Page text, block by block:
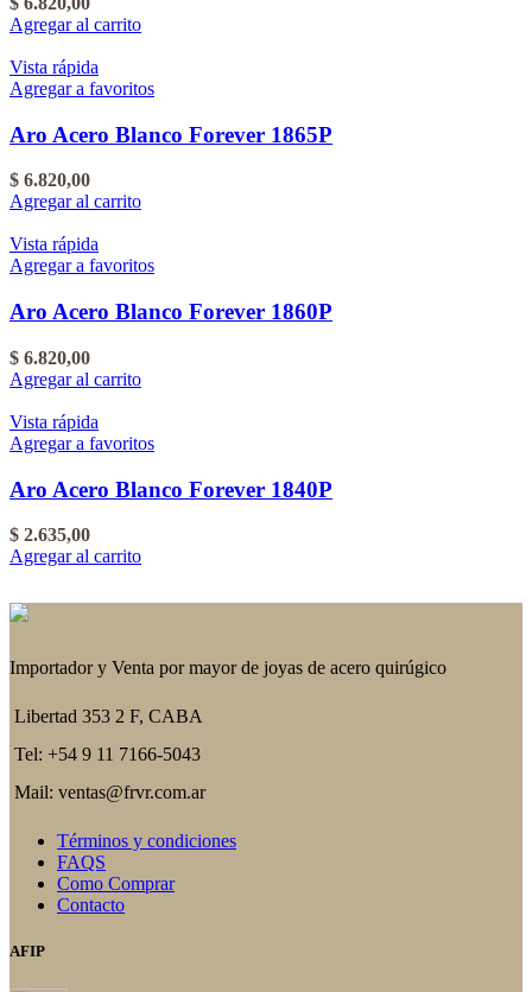
Agregar al carrito
Vista rápida
Agregar a favoritos
Aro Acero Blanco Forever 1865P
$ 6.820,00
Agregar al carrito
Vista rápida
Agregar a favoritos
Aro Acero Blanco Forever 1860P
$ 6.820,00
Agregar al carrito
Vista rápida
Agregar a favoritos
Aro Acero Blanco Forever 1840P
$ 2.635,00
Agregar al carrito
Importador y Venta por mayor de joyas de acero quirúgico
Libertad 353 2 F, CABA
Tel: +54 9 11 7166-5043
Mail: ventas@frvr.com.ar
Términos y condiciones
FAQS
Como Comprar
Contacto
AFIP